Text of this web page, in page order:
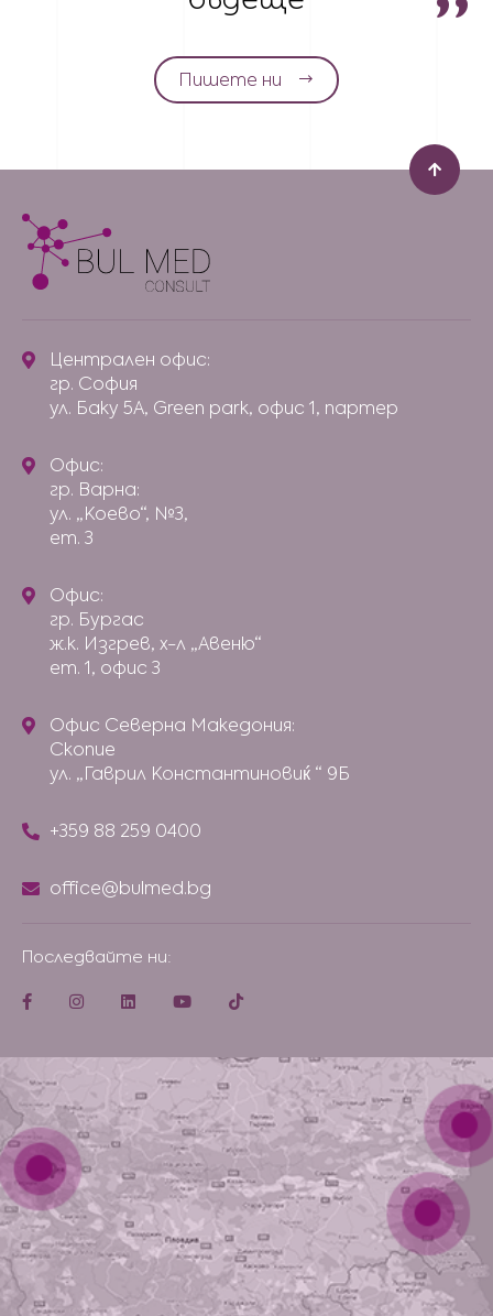
Пишете ни
Централен офис:
гр. София
ул. Баку 5А, Green park, офис 1, партер
Офис:
гр. Варна:
ул. „Коево“, №3,
ет. 3
Офис:
гр. Бургас
ж.к. Изгрев, х-л „Авеню“
ет. 1, офис 3
Офис Северна Македония:
Скопие
ул. „Гаврил Константиновиќ “ 9Б
+359 88 259 0400
office@bulmed.bg
Последвайте ни: